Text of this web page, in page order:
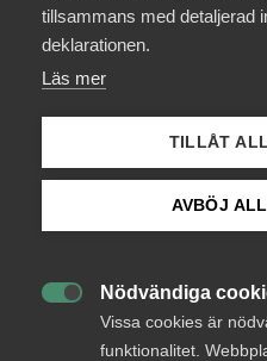
tillsammans med detaljerad
deklarationen.
Läs mer
TILLÅT
AVBÖJ
Nödvändiga
Vissa cookies är
funktionalitet.
Säkerhets­företagen
Tåg­företagen
Kurser & utbildningar
Logga in på
Status
Under bearbetning
19 mars 2014